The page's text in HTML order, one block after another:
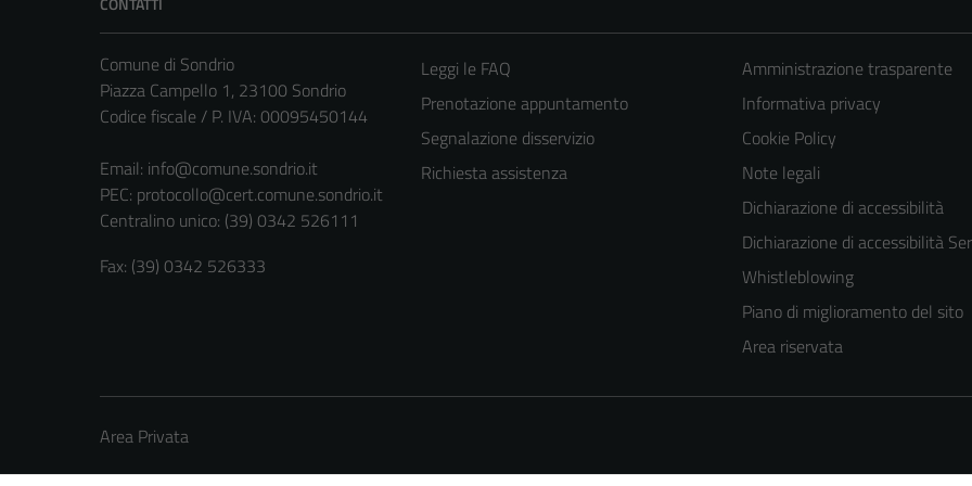
Comune di Sondrio
Piazza Campello 1, 23100 Sondrio
Codice fiscale / P. IVA: 00095450144
Email: info@comune.sondrio.it
PEC: protocollo@cert.comune.sondrio.it
Centralino unico: (39) 0342 526111
Fax: (39) 0342 526333
Leggi le FAQ
Prenotazione appuntamento
Segnalazione disservizio
Richiesta assistenza
Amministrazione trasparente
Informativa privacy
Cookie Policy
Note legali
Dichiarazione di accessibilità
Dichiarazione di accessibilità
Whistleblowing
Piano di miglioramento del sito
Area riservata
Area Privata
Tecnici
Questi cookie
sono necessari
per il
del sito e non